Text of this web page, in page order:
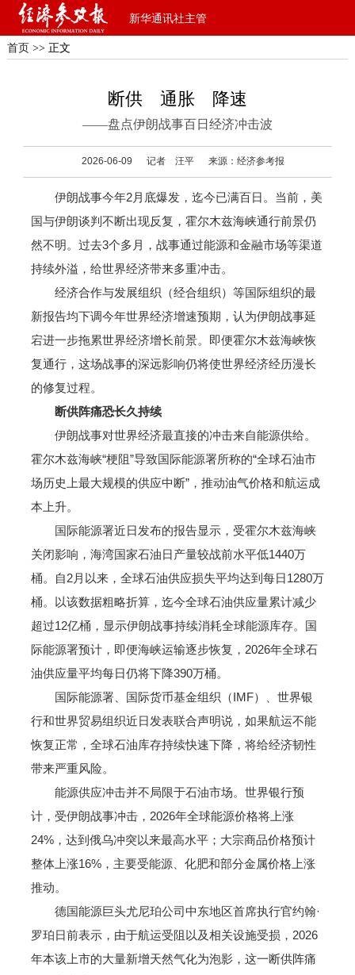
新华通讯社主管
首页 >> 正文
断供 通胀 降速
——盘点伊朗战事百日经济冲击波
2026-06-09 记者 汪平 来源：经济参考报
伊朗战事今年2月底爆发，迄今已满百日。当前，美
国与伊朗谈判不断出现反复，霍尔木兹海峡通行前景仍
然不明。过去3个多月，战事通过能源和金融市场等渠道
持续外溢，给世界经济带来多重冲击。
经济合作与发展组织（经合组织）等国际组织的最
新报告均下调今年世界经济增速预期，认为伊朗战事延
宕进一步拖累世界经济增长前景。即便霍尔木兹海峡恢
复通行，这场战事的深远影响仍将使世界经济经历漫长
的修复过程。
断供阵痛恐长久持续
伊朗战事对世界经济最直接的冲击来自能源供给。
霍尔木兹海峡“梗阻”导致国际能源署所称的“全球石油市
场历史上最大规模的供应中断”，推动油气价格和航运成
本上升。
国际能源署近日发布的报告显示，受霍尔木兹海峡
关闭影响，海湾国家石油日产量较战前水平低1440万
桶。自2月以来，全球石油供应损失平均达到每日1280万
桶。以该数据粗略折算，迄今全球石油供应量累计减少
超过12亿桶，显示伊朗战事持续消耗全球能源库存。国
际能源署预计，即便海峡运输逐步恢复，2026年全球石
油供应量平均每日仍将下降390万桶。
国际能源署、国际货币基金组织（IMF）、世界银
行和世界贸易组织近日发表联合声明说，如果航运不能
恢复正常，全球石油库存持续快速下降，将给经济韧性
带来严重风险。
能源供应冲击并不局限于石油市场。世界银行预
计，受伊朗战事冲击，2026年全球能源价格将上涨
24%，达到俄乌冲突以来最高水平；大宗商品价格预计
整体上涨16%，主要受能源、化肥和部分金属价格上涨
推动。
德国能源巨头尤尼珀公司中东地区首席执行官约翰·
罗珀日前表示，由于航运受阻以及相关设施受损，2026
年本该上市的大量新增天然气化为泡影，这一断供阵痛